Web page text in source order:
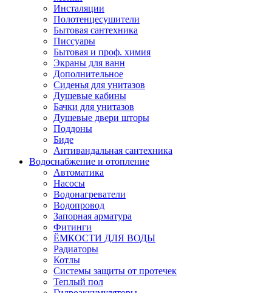
Инсталяции
Полотенцесушители
Бытовая сантехника
Писсуары
Бытовая и проф. химия
Экраны для ванн
Дополнительное
Сиденья для унитазов
Душевые кабины
Бачки для унитазов
Душевые двери шторы
Поддоны
Биде
Антивандальная сантехника
Водоснабжение и отопление
Автоматика
Насосы
Водонагреватели
Водопровод
Запорная арматура
Фитинги
ЁМКОСТИ ДЛЯ ВОДЫ
Радиаторы
Котлы
Системы защиты от протечек
Теплый пол